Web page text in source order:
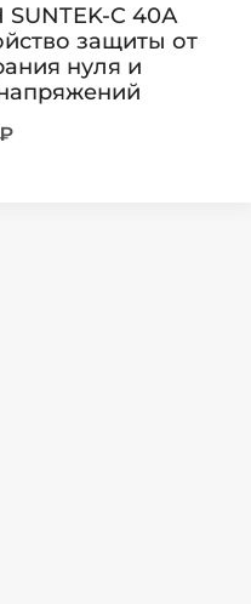
C 40А
защиты от
нуля и
₽